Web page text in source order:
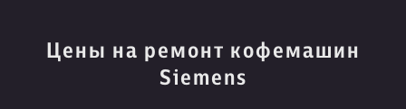
Цены на ремонт кофемашин
Siemens